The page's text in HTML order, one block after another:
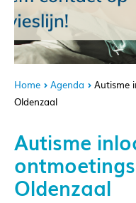
Home Agenda
Autisme
Oldenzaal
Autisme
Oldenzaal